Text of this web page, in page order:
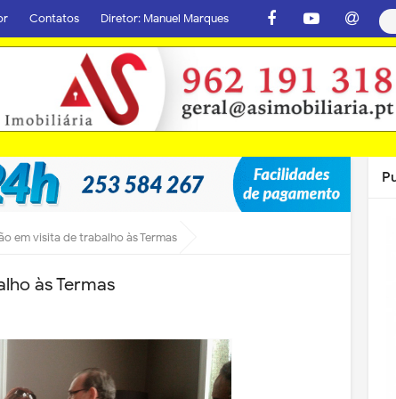
Contatos Diretor: Manuel Marques
em visita de trabalho às Termas
às Termas